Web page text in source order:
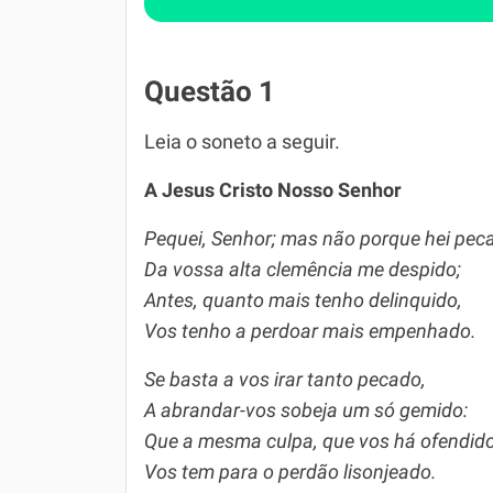
Questão 1
Leia o soneto a seguir.
A Jesus Cristo Nosso Senhor
Pequei, Senhor; mas não porque hei
Da vossa alta clemência me despido;
Antes, quanto mais tenho delinquido,
Vos tenho a perdoar mais empenhado.
Se basta a vos irar tanto pecado,
A abrandar-vos sobeja um só gemido:
Que a mesma culpa, que vos há
Vos tem para o perdão lisonjeado.